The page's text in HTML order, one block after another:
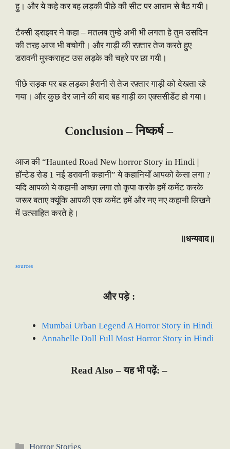
हु। और ये कहे कर बह लड़की पीछे की सीट पर आराम से बैठ गयी।
टैक्सी ड्राइवर ने कहा – मतलब तुम्हे अभी भी लगता हे तुम उसदिन
की तरह आज भी बचोगी। और गाड़ी की रफ़्तार तेज करते हुए
डरावनी मुस्कराहट उस लड़के की चहरे पर छा गयी।
पीछे सड़क पर बह लड़का हैरानी से तेज रफ़्तार गाड़ी को देखता रहे
गया। और कुछ देर जाने की बाद बह गाड़ी का एक्ससीडेंट हो गया।
Conclusion –निष्कर्ष –
आज की “Haunted Road New horror Story in Hindi |
हॉन्टेड रोड 1 नई डरावनी कहानी” ये कहानियाँ आपको केसा लगा ?
यदि आपको ये कहानी अच्छा लगा तो कृपा करके हमें कमेंट करके
जरूर बताए क्यूंकि आपकी एक कमेंट हमें और नए नए कहानी लिखने
में उत्साहित करते हे।
॥धन्यवाद॥
sources
और पड़े :
Mumbai Urban Legend A Horror Story in Hindi
Annabelle Doll Full Most Horror Story in Hindi
Read Also –यह भी पढ़ें: –
Categories
Horror Stories